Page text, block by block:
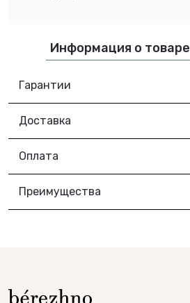
Информация о товаре
Гарантии
Доставка
Оплата
Преимущества